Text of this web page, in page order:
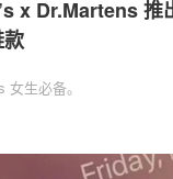
x Dr.Martens 推
女生必备。